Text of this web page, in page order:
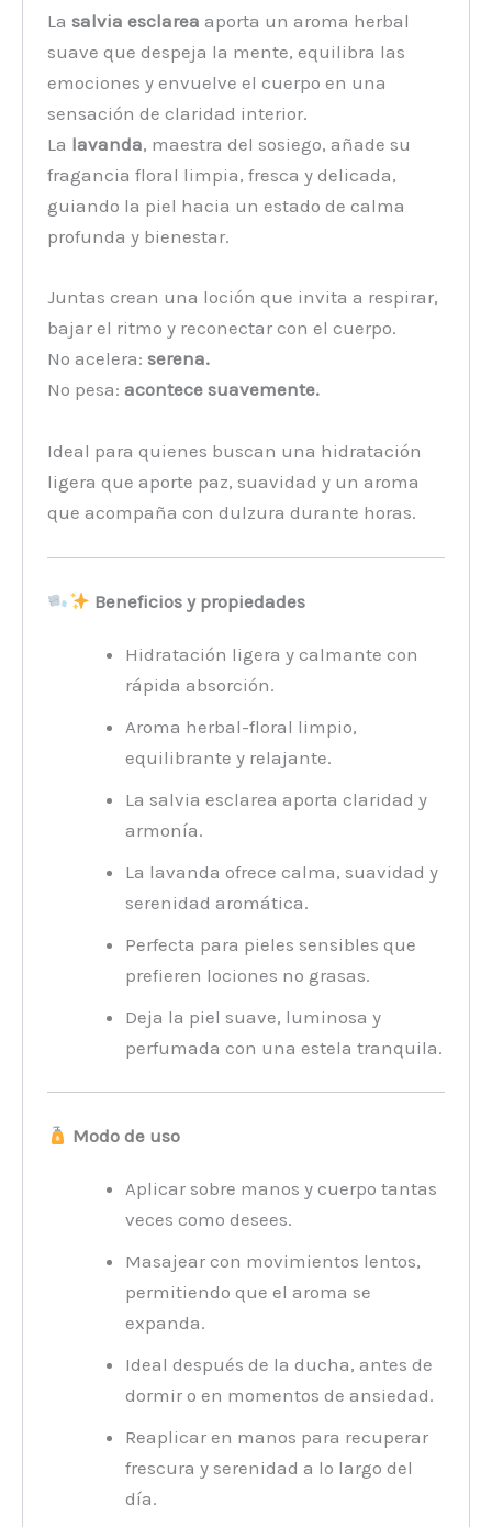
Lasalvia esclarea aporta un aroma herbal
suave que despeja la mente, equilibra las
emociones y envuelve el cuerpo en una
sensación de claridad interior.
La lavanda, maestra del sosiego, añade su
fragancia floral limpia, fresca y delicada,
guiando la piel hacia un estado de calma
profunda y bienestar.
Juntas crean una loción que invita a respirar,
bajar el ritmo y reconectar con el cuerpo.
No acelera:serena.
No pesa:acontece suavemente.
Ideal para quienes buscan una hidratación
ligera que aporte paz, suavidad y un aroma
que acompaña con dulzura durante horas.
Beneficios y propiedades
Hidratación ligera y calmante con
rápida absorción.
Aroma herbal-floral limpio,
equilibrante y relajante.
La salvia esclarea aporta claridad y
armonía.
La lavanda ofrece calma, suavidad y
serenidad aromática.
Perfecta para pieles sensibles que
prefieren lociones no grasas.
Deja la piel suave, luminosa y
perfumada con una estela tranquila.
Modo de uso
Aplicar sobre manos y cuerpo tantas
veces como desees.
Masajear con movimientos lentos,
permitiendo que el aroma se
expanda.
Ideal después de la ducha, antes de
dormir o en momentos de ansiedad.
Reaplicar en manos para recuperar
frescura y serenidad a lo largo del
día.